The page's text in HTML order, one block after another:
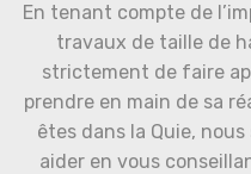
En tenant compte de
travaux de taille de
strictement de faire
prendre en main de sa
êtes dans la Quie,
aider en vous